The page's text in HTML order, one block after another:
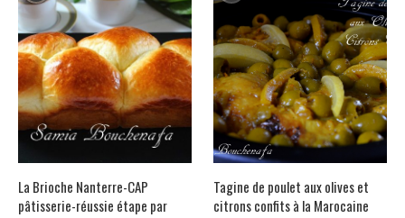
La Brioche Nanterre-CAP
pâtisserie-réussie étape par
Tagine de poulet aux olives et
citrons confits à la Marocaine